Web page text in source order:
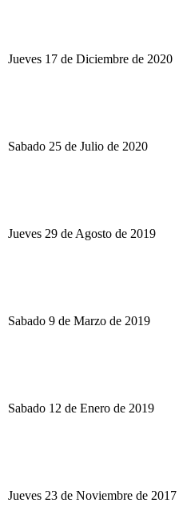
Jueves 17 de Diciembre de 2020
Sabado 25 de Julio de 2020
Jueves 29 de Agosto de 2019
Sabado 9 de Marzo de 2019
Sabado 12 de Enero de 2019
Jueves 23 de Noviembre de 2017